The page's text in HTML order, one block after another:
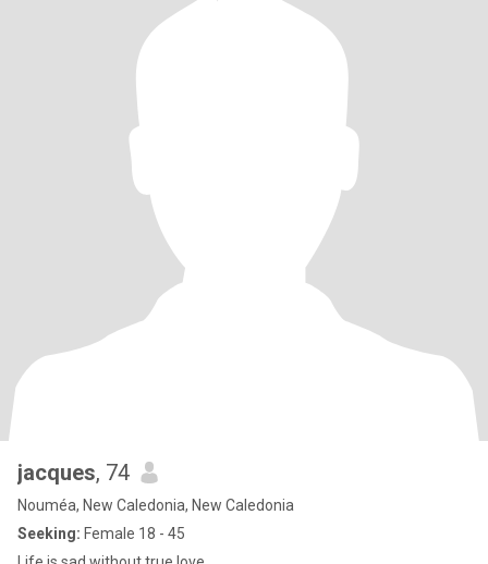
jacques, 74
Nouméa, New Caledonia, New Caledonia
Seeking: Female 18 - 45